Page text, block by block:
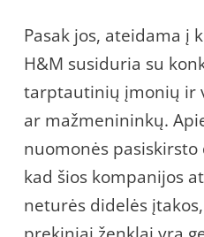
Pasak jos, ateidama į
H&M susiduria su
tarptautinių įmonių ir
ar mažmenininkų.
nuomonės
kad šios kompanijos
neturės didelės